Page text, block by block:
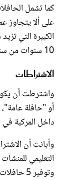
10 سنوات من سنة الصنع.
الاشتراطات
واشترطت أن
أو "حافلة
داخل المركبة في
وأبانت أن
التعليمي
وتوفير